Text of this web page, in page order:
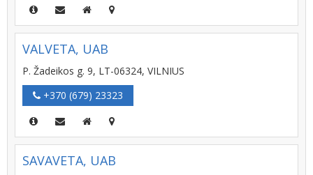
VALVETA, UAB
P. Žadeikos g. 9, LT-06324, VILNIUS
+370 (679) 23323
SAVAVETA, UAB